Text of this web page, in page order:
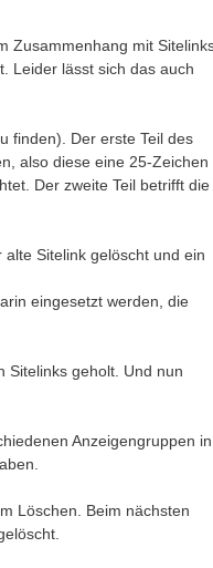
Zusammenhang mit
Leider lässt sich das auch
finden). Der erste Teil des
also diese eine 25-Zeichen
Der zweite Teil betrifft die
Sitelink gelöscht und ein
eingesetzt werden, die
Sitelinks geholt. Und nun
Anzeigengruppen in
Löschen. Beim nächsten